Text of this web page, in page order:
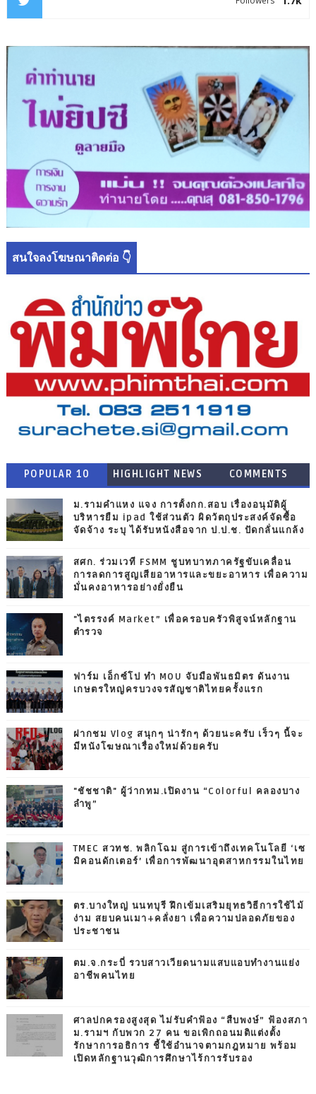
สนใจลงโฆษณาติดต่อ 👇
POPULAR 10 HIGHLIGHT NEWS COMMENTS
ม.รามคำแหง แจง การตั้งกก.สอบ เรื่องอนุมัติผู้
บริหารยืม ipad ใช้ส่วนตัว ผิดวัตถุประสงค์จัดซื้อ
จัดจ้าง ระบุ ได้รับหนังสือจาก ป.ป.ช. ปัดกลั่นแกล้ง
สศก. ร่วมเวที FSMM ชูบทบาทภาครัฐขับเคลื่อน
การลดการสูญเสียอาหารและขยะอาหาร เพื่อความ
มั่นคงอาหารอย่างยั่งยืน
"ไตรรงค์ Market” เพื่อครอบครัวพิสูจน์หลักฐาน
ตำรวจ
ฟาร์ม เอ็กซ์โป ทำ MOU จับมือพันธมิตร ดันงาน
เกษตรใหญ่ครบวงจรสัญชาติไทยครั้งแรก
ฝากชม Vlog สนุกๆ น่ารักๆ ด้วยนะครับ เร็วๆ นี้จะ
มีหนังโฆษณาเรื่องใหม่ด้วยครับ
"ชัชชาติ" ผู้ว่ากทม.เปิดงาน “Colorful คลองบาง
ลำพู”
TMEC สวทช. พลิกโฉม สู่การเข้าถึงเทคโนโลยี ‘เซ
มิคอนดักเตอร์’ เพื่อการพัฒนาอุตสาหกรรมในไทย
ตร.บางใหญ่ นนทบุรี ฝึกเข้มเสริมยุทธวิธีการใช้ไม้
ง่าม สยบคนเมา+คลั่งยา เพื่อความปลอดภัยของ
ประชาชน
ตม.จ.กระบี่ รวบสาวเวียดนามแสบแอบทำงานแย่ง
อาชีพคนไทย
ศาลปกครองสูงสุด ไม่รับคำฟ้อง “สืบพงษ์” ฟ้องสภา
ม.รามฯ กับพวก 27 คน ขอเพิกถอนมติแต่งตั้ง
รักษาการอธิการ ชี้ใช้อำนาจตามกฎหมาย พร้อม
เปิดหลักฐานวุฒิการศึกษาไร้การรับรอง